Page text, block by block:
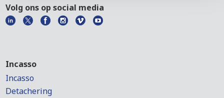
Volg ons op social media
Incasso
Incasso
Detachering